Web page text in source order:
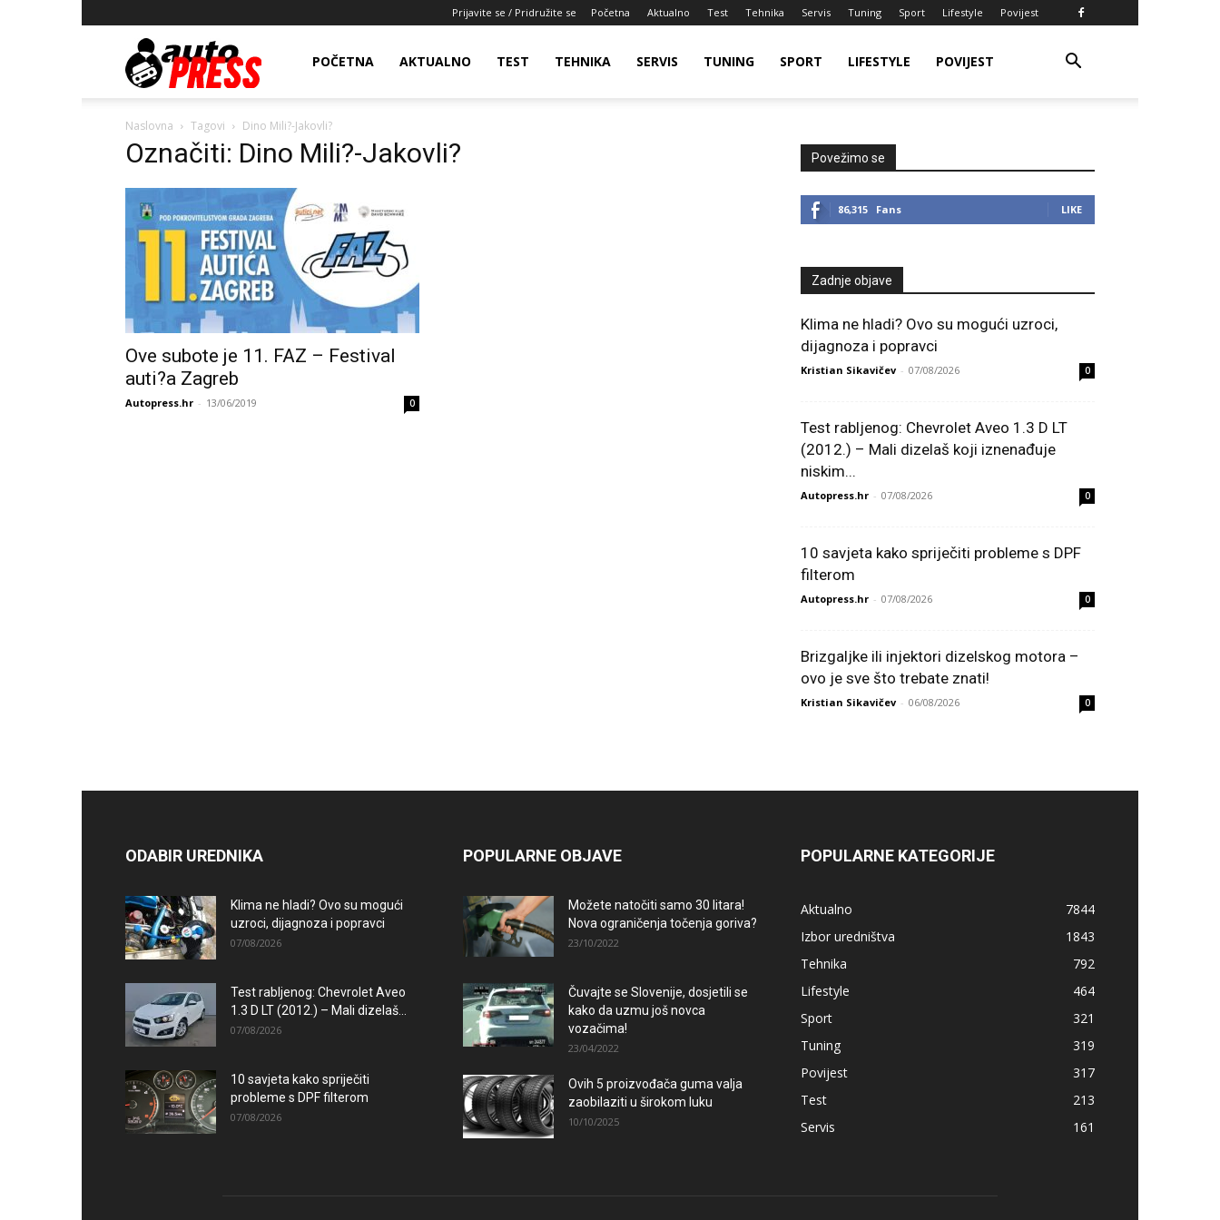
Prijavite se / Pridružite se Početna Aktualno Test Tehnika Servis Tuning Sport Lifestyle Povijest
AutopressHRPOČETNA AKTUALNO TEST TEHNIKA SERVIS TUNING SPORT LIFESTYLE POVIJEST
Naslovna Tagovi Dino Mili?-Jakovli?
Označiti: Dino Mili?-Jakovli?
Ove subote je 11. FAZ – Festival
auti?a Zagreb
Autopress.hr - 13/06/2019 0
Povežimo se
86,315 Fans LIKE
Zadnje objave
Klima ne hladi? Ovo su mogući uzroci,
dijagnoza i popravci
Kristian Sikavičev - 07/08/2026 0
Test rabljenog: Chevrolet Aveo 1.3 D LT
(2012.) – Mali dizelaš koji iznenađuje
niskim...
Autopress.hr - 07/08/2026 0
10 savjeta kako spriječiti probleme s DPF
filterom
Autopress.hr - 07/08/2026 0
Brizgaljke ili injektori dizelskog motora –
ovo je sve što trebate znati!
Kristian Sikavičev - 06/08/2026 0
ODABIR UREDNIKA
Klima ne hladi? Ovo su mogući
uzroci, dijagnoza i popravci
07/08/2026
Test rabljenog: Chevrolet Aveo
1.3 D LT (2012.) – Mali dizelaš...
07/08/2026
10 savjeta kako spriječiti
probleme s DPF filterom
07/08/2026
POPULARNE OBJAVE
Možete natočiti samo 30 litara!
Nova ograničenja točenja goriva?
23/10/2022
Čuvajte se Slovenije, dosjetili se
kako da uzmu još novca
vozačima!
23/04/2022
Ovih 5 proizvođača guma valja
zaobilaziti u širokom luku
10/10/2025
POPULARNE KATEGORIJE
Aktualno
7844
Izbor uredništva
1843
Tehnika
792
Lifestyle
464
Sport
321
Tuning
319
Povijest
317
Test
213
Servis
161